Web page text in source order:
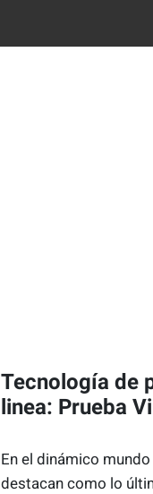
Tecnología de
linea: Prueba
En el dinámico
destacan como lo